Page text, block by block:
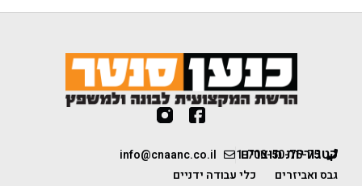
1-700-50-75-75
info@cnaanc.co.il קטגוריות מוצרים
גבס ואביזרים
כלי עבודה ידניים